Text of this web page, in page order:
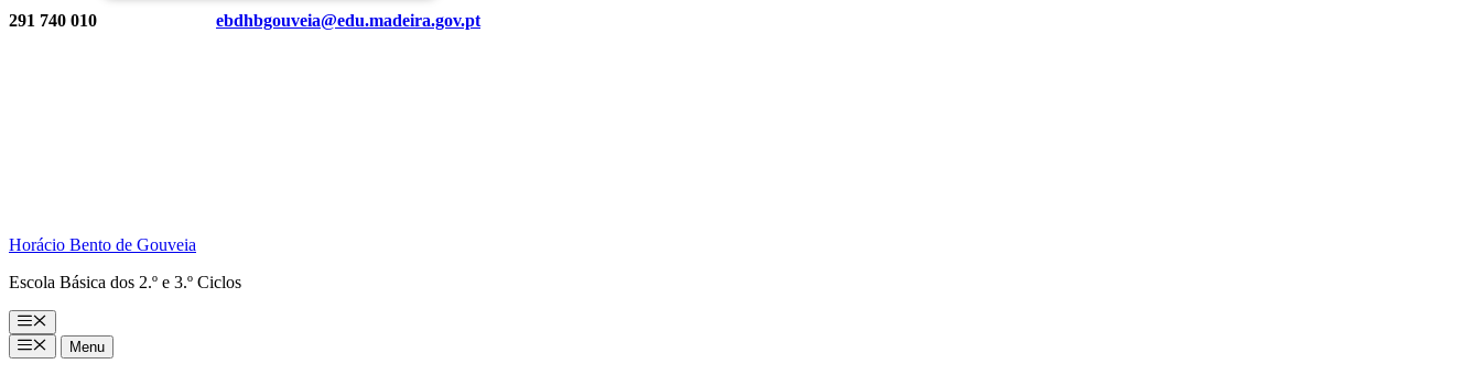
291 740 010 ebdhbgouveia@edu.madeira.gov.pt
Horácio Bento de Gouveia
Escola Básica dos 2.º e 3.º Ciclos
Menu
MenuMenu